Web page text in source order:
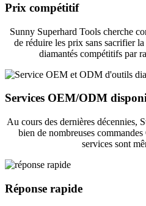
Prix ​​compétitif
Sunny Superhard Tools cherche
de réduire les prix sans sacrifier
diamantés compétitifs par
Services OEM/ODM
Au cours des dernières décennies,
bien de nombreuses
services sont
Réponse rapide